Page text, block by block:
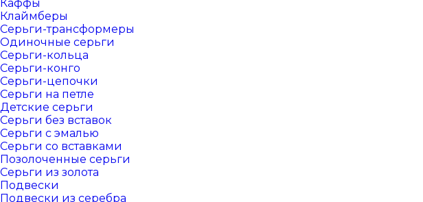
Каффы
Клаймберы
Серьги-трансформеры
Одиночные серьги
Серьги-кольца
Серьги-конго
Серьги-цепочки
Серьги на петле
Детские серьги
Серьги без вставок
Серьги с эмалью
Серьги со вставками
Позолоченные серьги
Серьги из золота
Подвески
Подвески из серебра